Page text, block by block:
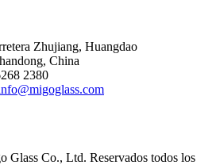
Zhujiang, Huangdao
China
2380
Co., Ltd. Reservados todos los